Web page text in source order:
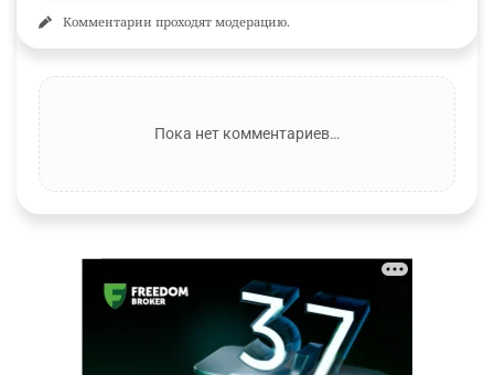
Комментарии проходят модерацию.
Пока нет комментариев…